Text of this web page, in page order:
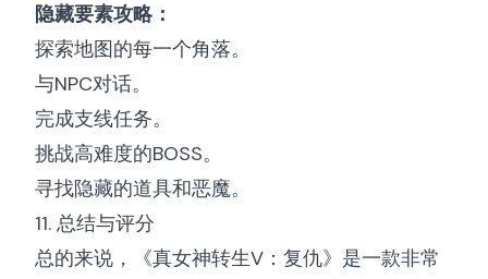
隐藏要素攻略：
探索地图的每一个角落。
与NPC对话。
完成支线任务。
挑战高难度的BOSS。
寻找隐藏的道具和恶魔。
11. 总结与评分
总的来说，《真女神转生V：复仇》是一款非常